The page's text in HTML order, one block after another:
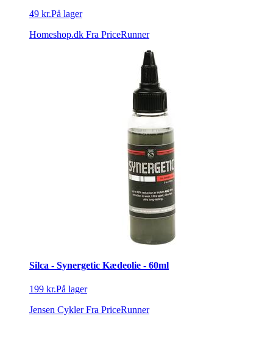
49 kr.På lager
Homeshop.dk Fra PriceRunner
Silca - Synergetic Kædeolie - 60ml
199 kr.På lager
Jensen Cykler Fra PriceRunner